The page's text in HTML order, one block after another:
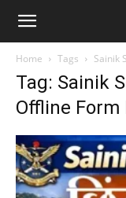
Home Tags Sainik
Tag: Sainik
Offline Form